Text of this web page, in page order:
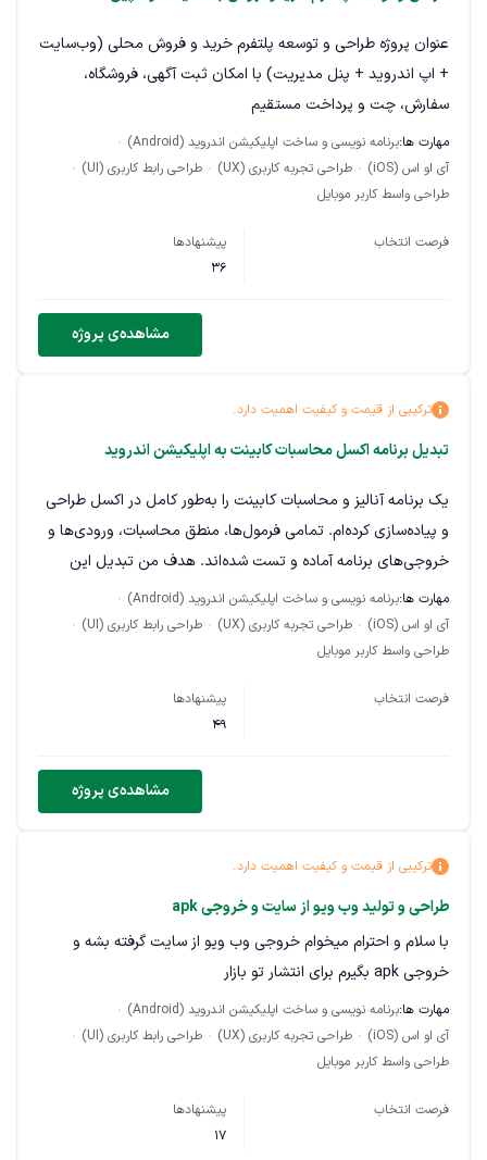
عنوان پروژه طراحی و توسعه پلتفرم خرید و فروش محلی (وب‌سایت
+ اپ اندروید + پنل مدیریت) با امکان ثبت آگهی، فروشگاه،
سفارش، چت و پرداخت مستقیم
شرح پروژه ما به دنبال تیم یا برنامه‌نویس حرفه‌ای برای طراحی و
توسعه یک پلتفرم خرید و فروش محلی هستیم که ابتدا برای مشهد
ثبت سفارش و پرداخت مستقیم به فروشنده ثبت تعهد ارسال
توسط فروشنده رهگیری سفارش، شکایت، امتیازدهی و گزارش تخلف
مهارت ها:برنامه نویسی و ساخت اپلیکیشن اندروید (Android)
آی او اس (iOS)
طراحی تجربه کاربری (UX)
طراحی رابط کاربری (UI)
طراحی واسط کاربر موبایل
فرصت انتخاب
پیشنهادها
36
مشاهده‌ی پروژه
ترکیبی از قیمت و کیفیت اهمیت دارد.
تبدیل برنامه اکسل محاسبات کابینت به اپلیکیشن اندروید
یک برنامه آنالیز و محاسبات کابینت را به‌طور کامل در اکسل طراحی
و پیاده‌سازی کرده‌ام. تمامی فرمول‌ها، منطق محاسبات، ورودی‌ها و
خروجی‌های برنامه آماده و تست شده‌اند. هدف من تبدیل این
برنامه به یک اپلیکیشن اندرویدی با همان عملکرد و دقت
محاسباتی است.
می‌شوند. انتظار دارم تمامی قابلیت‌های برنامه، رابط کاربری مناسب
برای موبایل، و امکان توسعه در آینده نیز در نظر گرفته شود.
مهارت ها:برنامه نویسی و ساخت اپلیکیشن اندروید (Android)
آی او اس (iOS)
طراحی تجربه کاربری (UX)
طراحی رابط کاربری (UI)
طراحی واسط کاربر موبایل
فرصت انتخاب
پیشنهادها
49
مشاهده‌ی پروژه
ترکیبی از قیمت و کیفیت اهمیت دارد.
طراحی و تولید وب ویو از سایت و خروجی apk
با سلام و احترام میخوام خروجی وب ویو از سایت گرفته بشه و
خروجی apk بگیرم برای انتشار تو بازار
مهارت ها:برنامه نویسی و ساخت اپلیکیشن اندروید (Android)
آی او اس (iOS)
طراحی تجربه کاربری (UX)
طراحی رابط کاربری (UI)
طراحی واسط کاربر موبایل
فرصت انتخاب
پیشنهادها
17